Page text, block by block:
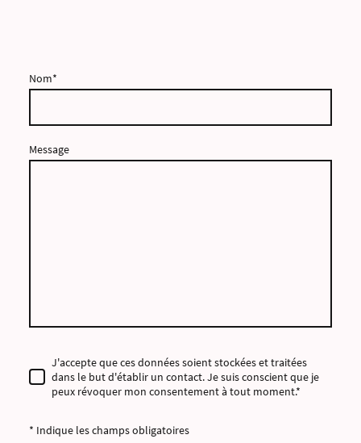
Nom*
Message
J'accepte que ces données soient stockées et traitées
dans le but d'établir un contact. Je suis conscient que je
peux révoquer mon consentement à tout moment.*
* Indique les champs obligatoires